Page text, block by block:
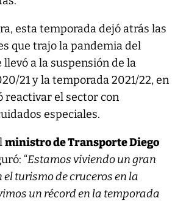
esta temporada dejó atrás las
que trajo la pandemia del
llevó a la suspensión de la
21 y la temporada 2021/22, en
reactivar el sector con
especiales.
ministro de Transporte Diego
“Estamos viviendo un gran
turismo de cruceros en la
un récord en la temporada